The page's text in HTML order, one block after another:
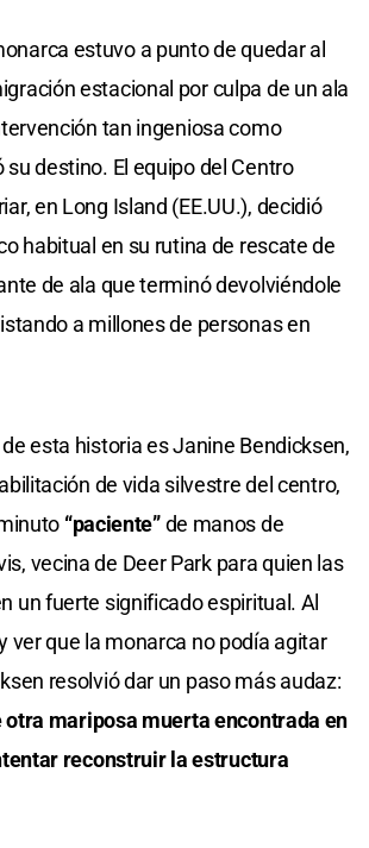
estuvo a punto de quedar al
estacional por culpa de un ala
tan ingeniosa como
destino. El equipo del Centro
en Long Island (EE.UU.), decidió
habitual en su rutina de rescate de
de ala que terminó devolviéndole
a millones de personas en
esta historia es Janine Bendicksen,
de vida silvestre del centro,
“paciente”de manos de
vecina de Deer Park para quien las
un fuerte significado espiritual. Al
ver que la monarca no podía agitar
resolvió dar un paso más audaz:
otra mariposa muerta encontrada en
reconstruir la estructura